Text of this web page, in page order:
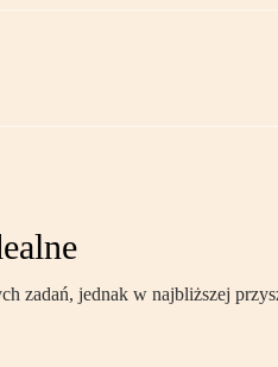
zadań, jednak w najbliższej